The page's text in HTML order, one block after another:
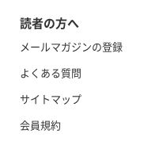
読者の方へ
メールマガジンの登録
よくある質問
サイトマップ
会員規約